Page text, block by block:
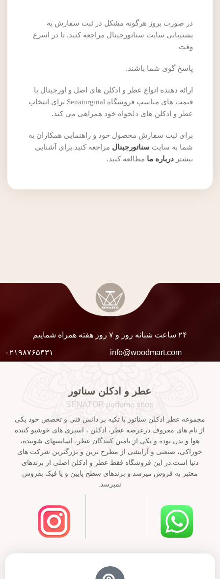
در صورت بروز هرگونه مشکل در ثبت سفارش به
پشتیبانی سایت سناتورجینال مراجعه کنید. تا در اسرع
وقت
پاسخ گوی شما باشند.
ارائه دهنده انواع عطر و ادکلن های اصل و اورجینال با
قیمت های مناسب فروشگاه Senatorginal برای انتخاب
عطر و ادکلن های دلخواه خود همراهی می کند.
برای ثبت سفارش محصول خود و راهنمایی همکاران به
شما به سایت سناتورجینال مراجعه کنید.برای آشنایی
بیشتر درباره ما مطالعه کنید.
۲۴ ساعت شبانه روز و ۷ روز هفته همراه شماییم
info@woodmart.com ۰۲۱۹۸۷۶۵۴۳۱
عطر و ادکلن سناتور
SENATOR perfume shop
مجموعه عطر ادکلن سناتور با تکیه بر دانش فنی و تخصص خود یکی
از نام های معروف درعرضه عطر، ادکلن ، اسپری های خوشبو کننده
هوا و بدن بوده و یکی از تامین کنندگان عطر، اسانسهای شوینده،
خوراکی، صنعتی و آرایشی از مطرح ترین و بزرگترین شرکت های
دنیا است.در این فروشگاه فقط عطر و ادکلن اصلی از برندهای
معتبر به فروش میرسد و برندهای سطح پایین و یا فیک بفروش
نمیرسد.